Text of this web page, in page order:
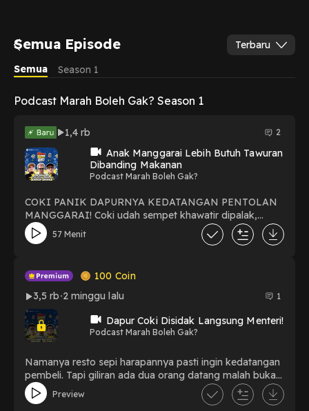
Semua Episode
Terbaru
Semua
Season 1
Podcast Marah Boleh Gak? Season 1
1,4 rb 2
Anak Manggarai Lebih Butuh Tawuran
Dibanding Makanan
Podcast Marah Boleh Gak?
COKI PANIK DAPURNYA KEDATANGAN PENTOLAN
MANGGARAI! Coki udah sempet khawatir dipalak,
ternyata yang dateng orang-orang yang udah pada
tobat! Tapi dari obrolan ini Coki jadi tau sisi positifnya
tawurannya!Obrolan malah jadi nyambung soalnya ya
kebetulan Coki sama mereka pernah 'nyobain barang
yang sama'.
57 Menit
100 Coin
3,5 rb 2 minggu lalu 1
Dapur Coki Disidak Langsung Menteri!
Podcast Marah Boleh Gak?
Namanya resto sepi harapannya pasti ingin kedatangan
pembeli. Tapi giliran ada dua orang datang malah bukan
buat makan, mereka justru dari kementerian!
Kementerian yang kebetulan sedang sidak tempat
Preview